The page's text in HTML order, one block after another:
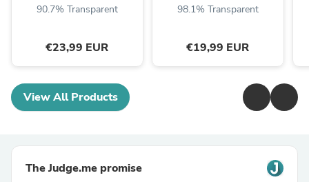
90.7% Transparent
€23,99 EUR
98.1% Transparent
€19,99 EUR
View All Products
The Judge.me promise